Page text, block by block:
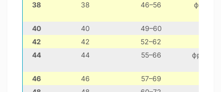
38
38 46–56
40 40
49–60
42
42
52–62
44
44 55–66
46 46 57–69